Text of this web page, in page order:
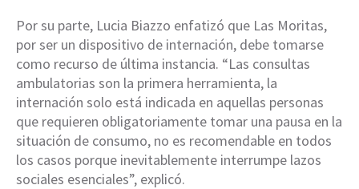
Por su parte, Lucia Biazzo enfatizó que Las Moritas,
por ser un dispositivo de internación, debe tomarse
como recurso de última instancia. “Las consultas
ambulatorias son la primera herramienta, la
internación solo está indicada en aquellas personas
que requieren obligatoriamente tomar una pausa en la
situación de consumo, no es recomendable en todos
los casos porque inevitablemente interrumpe lazos
sociales esenciales”, explicó.